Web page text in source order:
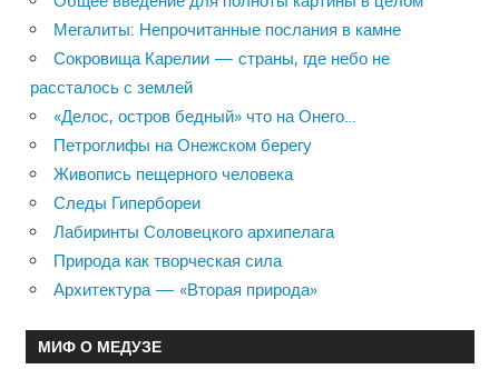
Мегалиты: Непрочитанные послания в камне
Сокровища Карелии — страны, где небо не
рассталось с землей
«Делос, остров бедный» что на Онего…
Петроглифы на Онежском берегу
Живопись пещерного человека
Следы Гипербореи
Лабиринты Соловецкого архипелага
Природа как творческая сила
Архитектура — «Вторая природа»
МИФ О МЕДУЗЕ